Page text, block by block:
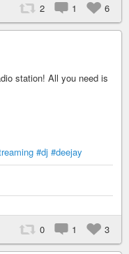
2 1 6
station! All you need is
#dj #deejay
0 1 3